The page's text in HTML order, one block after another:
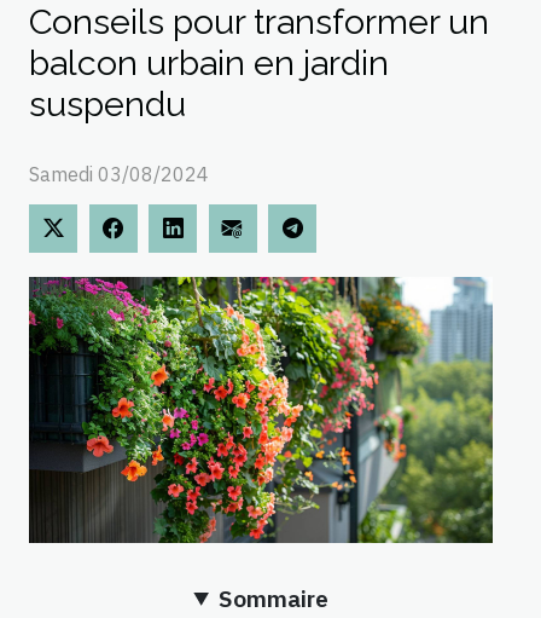
Conseils pour transformer un
balcon urbain en jardin
suspendu
Samedi 03/08/2024
Sommaire